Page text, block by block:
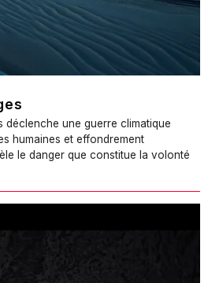
déclenche une guerre climatique
humaines et effondrement
le danger que constitue la volonté